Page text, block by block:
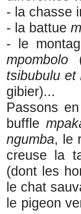
- la chasse
- la battue
- le
mpombolo
tsibubulu et
gibier)...
Passons
buffle
ngumba, le
creuse la
(dont les
le chat
le pigeon